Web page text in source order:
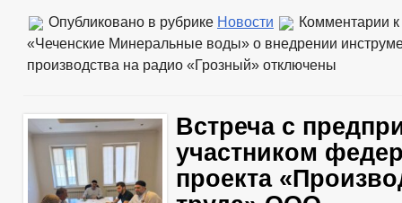
Опубликовано в рубрике Новости Комментарии
«Чеченские Минеральные воды» о внедрении
производства на радио «Грозный» отключены
Встреча с
участником
проекта